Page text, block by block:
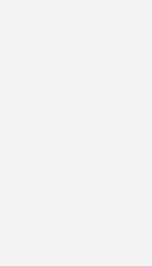
Sie regelmäßig von uns
und Neuigkeiten, gebündelt und
bin ich damit einverstanden, über
Angebote
widerrufen und eine Abmeldung ist
zum Umgang mit Daten finden Sie